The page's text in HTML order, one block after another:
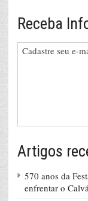
Receba
Cadastre seu e-
Artigos
570 anos da
enfrentar o